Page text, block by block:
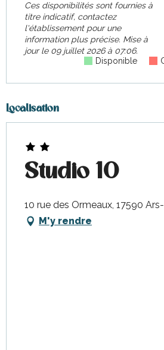
Ces disponibilités sont fournies à
titre indicatif, contactez
l'établissement pour une
information plus précise. Mise à
jour le09 juillet 2026 à 07:06.
Disponible
Localisation
Studio 10
10 rue des Ormeaux, 17590
M'y rendre